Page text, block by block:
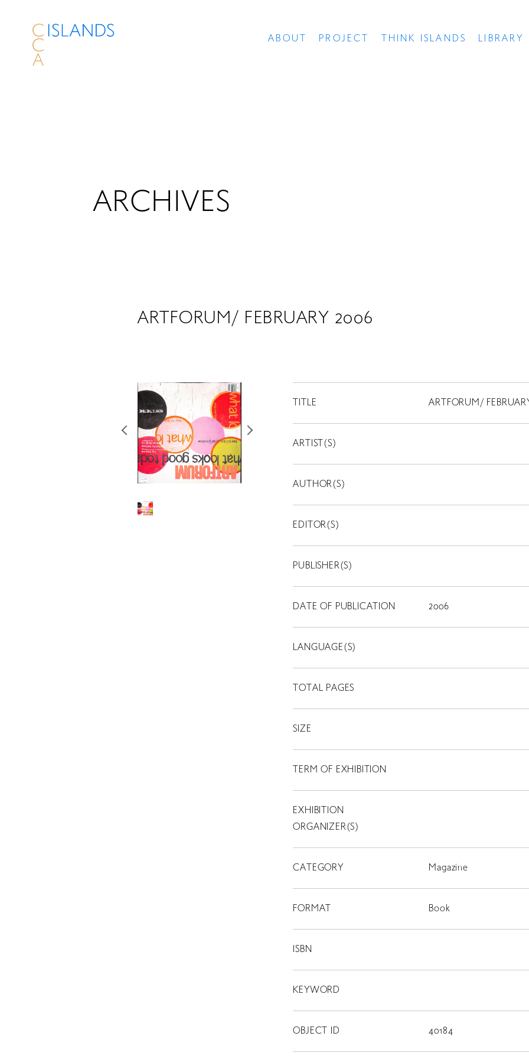
ABOUT PROJECT THINK ISLANDS LIBRARY
THINK ISLANDS
LIBRARY
RETRACE
動画
ARCHIVES
ARTFORUM/ FEBRUARY 2006
TITLE ARTFORUM/
ARTIST(S)
AUTHOR(S)
EDITOR(S)
PUBLISHER(S)
DATE OF PUBLICATION 2006
LANGUAGE(S)
TOTAL PAGES
SIZE
TERM OF EXHIBITION
EXHIBITION
ORGANIZER(S)
CATEGORY Magazine
FORMAT Book
ISBN
KEYWORD
OBJECT ID 40184